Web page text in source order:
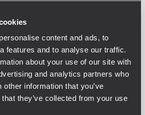
content and ads, to
features and to analyse our traffic.
about your use of our site with
and analytics partners who
information that you’ve
they’ve collected from your use
2100 W
50 -